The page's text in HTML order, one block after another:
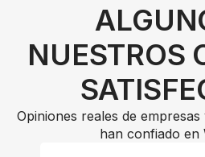
NUESTROS
Opiniones reales de
han confiado en